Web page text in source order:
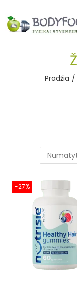
Pradžia /
-27%